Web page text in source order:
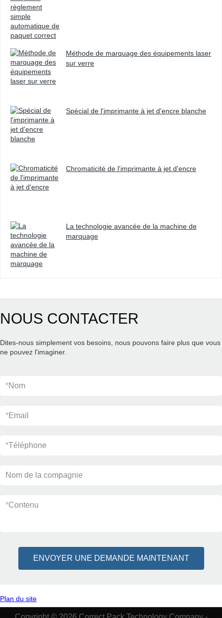
Méthode de marquage des équipements laser
sur verre
Spécial de l'imprimante à jet d'encre blanche
Chromaticité de l'imprimante à jet d'encre
La technologie avancée de la machine de
marquage
NOUS CONTACTER
Dites-nous simplement vos besoins, nous pouvons faire plus que vous
ne pouvez l'imaginer.
*Nom
*Email
*Téléphone
Nom de la compagnie
*Contenu
ENVOYER UNE DEMANDE MAINTENANT
Plan du site